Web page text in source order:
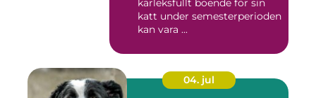
kärleksfullt boende för sin
katt under semesterperioden
kan vara ...
04. jul